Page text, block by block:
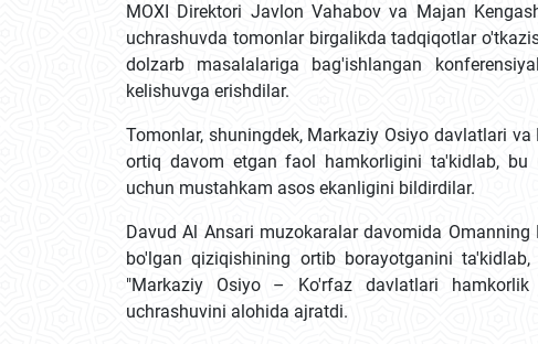
MOXI Direktori Javlon Vahabov va Majan
uchrashuvda tomonlar birgalikda tadqiqotlar
dolzarb masalalariga bag'ishlangan
kelishuvga erishdilar.
Tomonlar, shuningdek, Markaziy Osiyo davlatlari
ortiq davom etgan faol hamkorligini ta'kidlab, bu
uchun mustahkam asos ekanligini bildirdilar.
Davud Al Ansari muzokaralar davomida
bo'lgan qiziqishining ortib borayotganini
"Markaziy Osiyo – Ko'rfaz davlatlari
uchrashuvini alohida ajratdi.